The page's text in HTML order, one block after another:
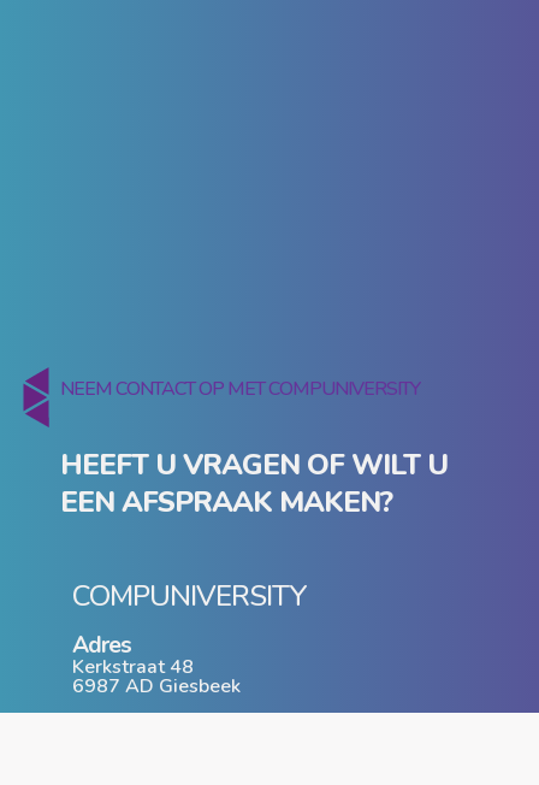
NEEM CONTACT OP MET COMPUNIVERSITY
HEEFT U VRAGEN OF WILT U
EEN AFSPRAAK MAKEN?
COMPUNIVERSITY
Adres
Kerkstraat 48
6987 AD Giesbeek